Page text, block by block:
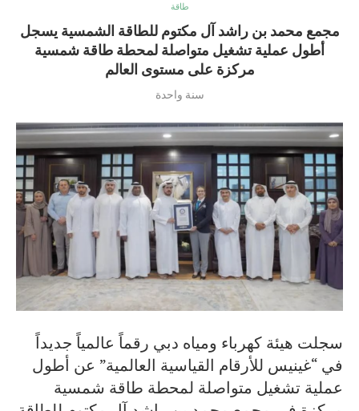
طاقة
مجمع محمد بن راشد آل مكتوم للطاقة الشمسية يسجل
أطول عملية تشغيل متواصلة لمحطة طاقة شمسية
مركزة على مستوى العالم
سنة واحدة
سجلت هيئة كهرباء ومياه دبي رقماً عالمياً جديداً
في “غينيس للأرقام القياسية العالمية” عن أطول
عملية تشغيل متواصلة لمحطة طاقة شمسية